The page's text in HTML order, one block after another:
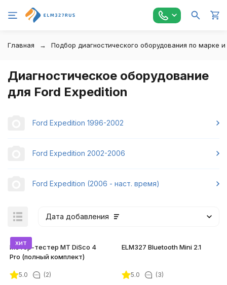
Главная Подбор диагностического оборудования по марке
Диагностическое оборудование
для Ford Expedition
Ford Expedition 1996-2002
Ford Expedition 2002-2006
Ford Expedition (2006 - наст. время)
Дата добавления
хит
Мотор-тестер MT DiSco 4
Pro (полный комплект)
5.0 (2)
ELM327 Bluetooth Mini 2.1
5.0 (3)